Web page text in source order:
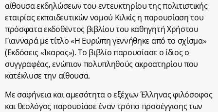
αίθουσα εκδηλώσεων του εντευκτηρίου της πολιτιστικής
εταιρίας εκπαιδευτικών νομού Κιλκίς η παρουσίαση του
πρόσφατα εκδοθέντος βιβλίου του καθηγητή Χρήστου
Γιανναρά με τίτλο «Η Ευρώπη γεννήθηκε από το σχίσμα»
(Εκδόσεις «Ίκαρος»). Το βιβλίο παρουσίασε ο ίδιος ο
συγγραφέας, ενώπιον πολυπληθούς ακροατηρίου που
κατέκλυσε την αίθουσα.
Με σαφήνεια και αμεσότητα ο εξέχων Έλληνας φιλόσοφος
και θεολόγος παρουσίασε έναν τρόπο προσέγγισης των